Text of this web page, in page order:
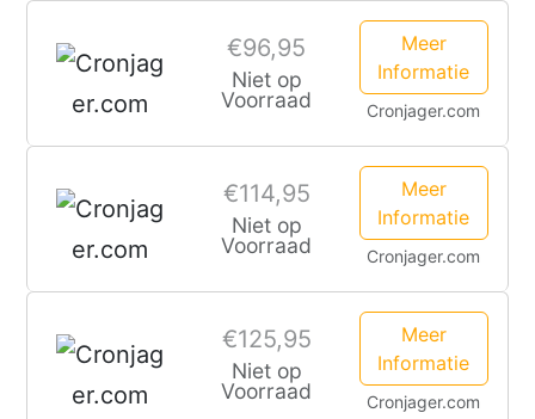
de
5540
€96,95
Niet op
Voorraad
Meer
Informatie
Cronjager.com
€114,95
Niet op
Voorraad
Meer
Informatie
Cronjager.com
€125,95
Niet op
Voorraad
Meer
Informatie
Cronjager.com